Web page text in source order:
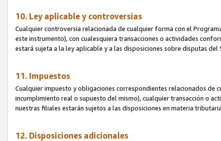
10. Ley aplicable y controversias
Cualquier controversia relacionada de cualquier forma con el
este instrumento), con cualesquiera transacciones o actividades
estará sujeta a la ley aplicable y a las disposiciones sobre disputas
11. Impuestos
Cualquier impuesto y obligaciones correspondientes relacionados de
incumplimiento real o supuesto del mismo), cualquier transacción o
nuestras filiales estarán sujetos a las disposiciones en materia
12. Disposiciones adicionales